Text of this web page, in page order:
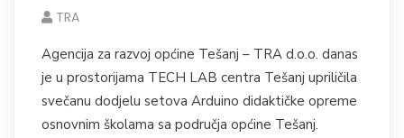
TRA
Agencija za razvoj općine Tešanj – TRA d.o.o. danas
je u prostorijama TECH LAB centra Tešanj upriličila
svečanu dodjelu setova Arduino didaktičke opreme
osnovnim školama sa područja općine Tešanj.